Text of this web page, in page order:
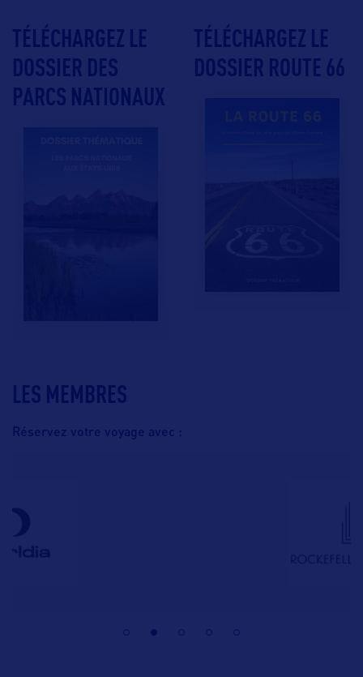
LES MEMBRES
Réservez votre voyage avec :
TÉLÉCHARGEZ LE
DOSSIER DES
PARCS NATIONAUX
TÉLÉCHARGEZ LE
DOSSIER ROUTE 66